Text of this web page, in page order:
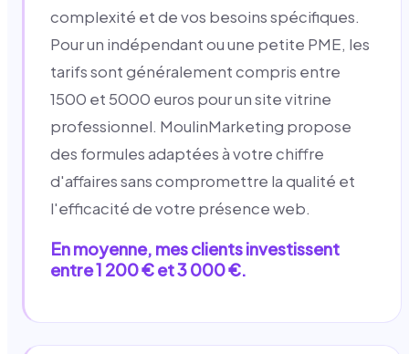
complexité et de vos besoins spécifiques.
Pour un indépendant ou une petite PME, les
tarifs sont généralement compris entre
1500 et 5000 euros pour un site vitrine
professionnel. MoulinMarketing propose
des formules adaptées à votre chiffre
d'affaires sans compromettre la qualité et
l'efficacité de votre présence web.
En moyenne, mes clients investissent
entre 1 200 € et 3 000 €.